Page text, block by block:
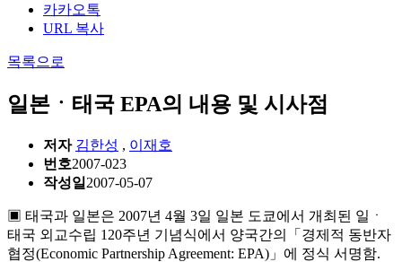
카카오톡
URL 복사
목록으로
일본ㆍ태국 EPA의 내용 및 시사점
저자 김한성 , 이재호
번호2007-023
작성일 2007-05-07
▣ 태국과 일본은 2007년 4월 3일 일본 도쿄에서 개최된 일ㆍ
태국 외교수립 120주년 기념식에서 양국간의「경제적 동반자
협정(Economic Partnership Agreement: EPA)」에 정식 서명함.